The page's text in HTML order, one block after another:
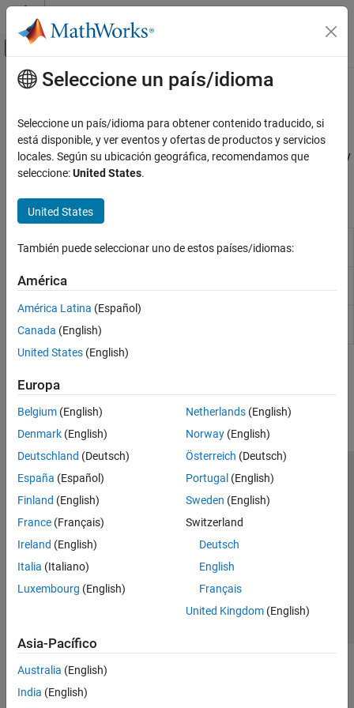
Saltar al contenido
Mostrar/ocultar menú de navegación
Inicio de Documentación
Simscape Electrical
Control
Técnicas de linealización
Control de convertidor​
Control general de máquinas​
Control de máquinas de inducción
Transformadas matemáticas
Control de PMSM​
Modulación por ancho de pulso
Control de energía renovable
Control SM
Control SRM​
Gobernadores de turbina​
Contenido principal
Gobernadores de turbina​
Control de gobernadores de turbina
Implemente modelos de turbinas de vapor de velocidad regulada y
controladores de carga.
Bloques
LCFB1
Governor
Type 1
turbine model
Type 3
IEEE type 3 linearized speed-governing hydro
Seleccione un país/idioma
Seleccione un país/idioma para obtener contenido traducido, si
está disponible, y ver eventos y ofertas de productos y servicios
locales. Según su ubicación geográfica, recomendamos que
seleccione:United States.
United States
También puede seleccionar uno de estos países/idiomas:
América
América Latina (Español)
Canada (English)
United States (English)
Europa
Belgium (English)
Denmark (English)
Deutschland (Deutsch)
España (Español)
Finland (English)
France (Français)
Ireland (English)
Italia (Italiano)
Luxembourg (English)
Netherlands(English)
Norway(English)
Österreich (Deutsch)
Portugal (English)
Sweden (English)
Switzerland
Deutsch
English
Français
United Kingdom(English)
Asia-Pacífico
Australia (English)
India (English)
Centro de confianza
Marcas comerciales
Política de privacidad
Antipiratería
Estado de las aplicaciones
Información de contacto
© 1994-2026 The MathWorks, Inc.
Seleccione un país/